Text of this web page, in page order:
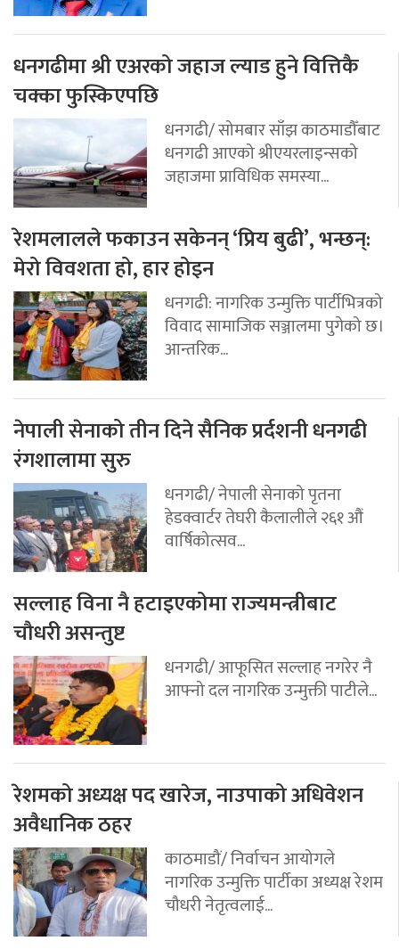
धनगढीमा श्री एअरको जहाज ल्याड हुने वित्तिकै
चक्का फुस्किएपछि
धनगढी/ सोमबार साँझ काठमाडौँबाट
धनगढी आएको श्रीएयरलाइन्सको
जहाजमा प्राविधिक समस्या...
रेशमलालले फकाउन सकेनन् ‘प्रिय बुढी’, भन्छन्:
मेरो विवशता हो, हार होइन
धनगढी: नागरिक उन्मुक्ति पार्टीभित्रको
विवाद सामाजिक सञ्जालमा पुगेको छ।
आन्तरिक...
नेपाली सेनाको तीन दिने सैनिक प्रर्दशनी धनगढी
रंगशालामा सुरु
धनगढी/ नेपाली सेनाको पृतना
हेडक्वार्टर तेघरी कैलालीले २६१ औं
वार्षिकोत्सव...
सल्लाह विना नै हटाइएकोमा राज्यमन्त्रीबाट
चौधरी असन्तुष्ट
धनगढी/ आफूसित सल्लाह नगरेर नै
आफ्नो दल नागरिक उन्मुक्ती पाटीले...
रेशमको अध्यक्ष पद खारेज, नाउपाको अधिवेशन
अवैधानिक ठहर
काठमाडौं/ निर्वाचन आयोगले
नागरिक उन्मुक्ति पार्टीका अध्यक्ष रेशम
चौधरी नेतृत्वलाई...